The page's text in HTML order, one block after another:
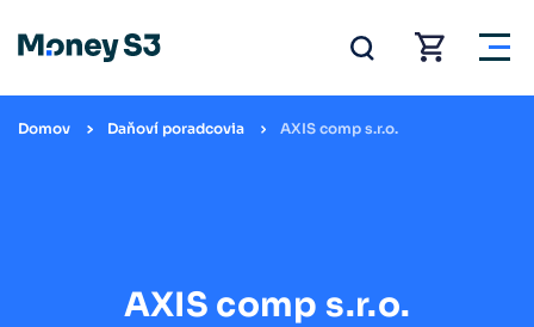
Domov Daňoví poradcovia AXIS comp s.r.o.
AXIS comp s.r.o.